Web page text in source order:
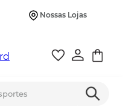
Nossas Lojas